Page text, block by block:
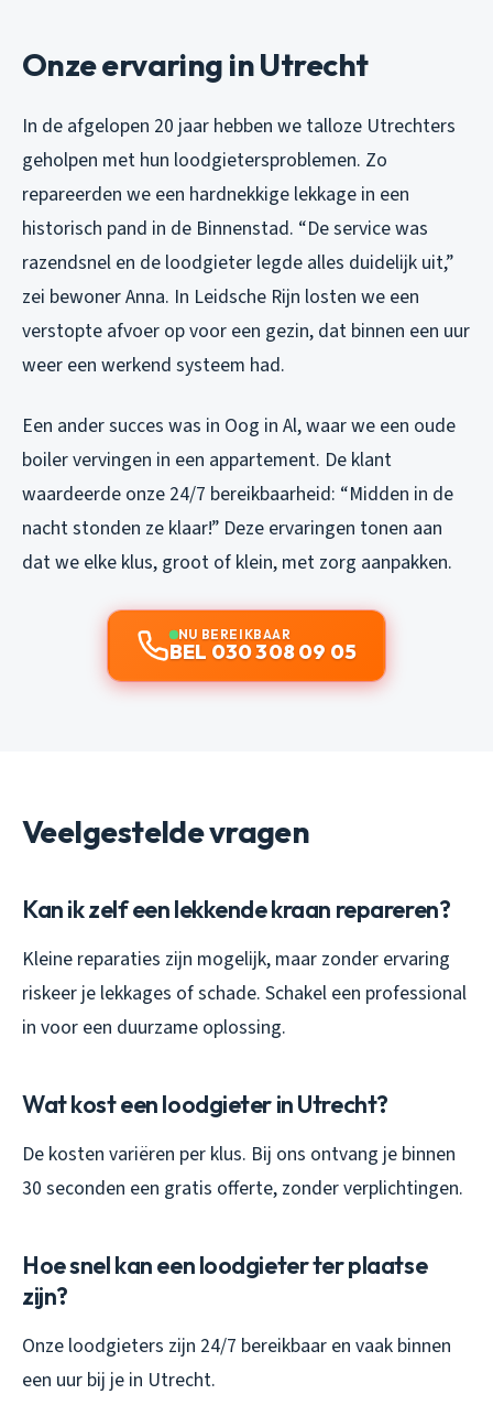
Onze ervaring in Utrecht
In de afgelopen 20 jaar hebben we talloze Utrechters
geholpen met hun loodgietersproblemen. Zo
repareerden we een hardnekkige lekkage in een
historisch pand in de Binnenstad. “De service was
razendsnel en de loodgieter legde alles duidelijk uit,”
zei bewoner Anna. In Leidsche Rijn losten we een
verstopte afvoer op voor een gezin, dat binnen een uur
weer een werkend systeem had.
Een ander succes was in Oog in Al, waar we een oude
boiler vervingen in een appartement. De klant
waardeerde onze 24/7 bereikbaarheid: “Midden in de
nacht stonden ze klaar!” Deze ervaringen tonen aan
dat we elke klus, groot of klein, met zorg aanpakken.
NU BEREIKBAAR
BEL 030 308 09 05
Veelgestelde vragen
Kan ik zelf een lekkende kraan repareren?
Kleine reparaties zijn mogelijk, maar zonder ervaring
riskeer je lekkages of schade. Schakel een professional
in voor een duurzame oplossing.
Wat kost een loodgieter in Utrecht?
De kosten variëren per klus. Bij ons ontvang je binnen
30 seconden een gratis offerte, zonder verplichtingen.
Hoe snel kan een loodgieter ter plaatse
zijn?
Onze loodgieters zijn 24/7 bereikbaar en vaak binnen
een uur bij je in Utrecht.